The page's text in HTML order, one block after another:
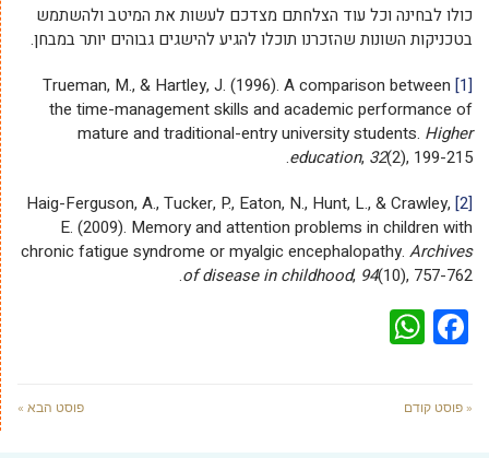
כולו לבחינה וכל עוד הצלחתם מצדכם לעשות את המיטב ולהשתמש
בטכניקות השונות שהזכרנו תוכלו להגיע להישגים גבוהים יותר במבחן.
[1]
Trueman, M., & Hartley, J. (1996). A comparison between
the time-management skills and academic performance of
mature and traditional-entry university students. Higher
education, 32(2), 199-215.
[2]
Haig-Ferguson, A., Tucker, P., Eaton, N., Hunt, L., & Crawley,
E. (2009). Memory and attention problems in children with
chronic fatigue syndrome or myalgic encephalopathy. Archives
of disease in childhood, 94(10), 757-762.
Facebook
« פוסט קודם פוסט הבא »